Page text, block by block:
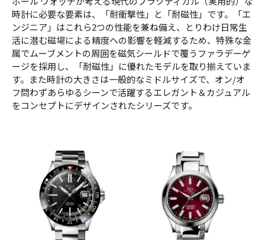
時計に必要な要素は、「耐衝撃性」と「耐磁性」です。「エ
ンジニア」はこれら2つの性能を兼ね備え、とりわけ日常生
活に潜む磁場による精度への影響を軽減するため、特殊な金
属でムーブメントの周囲を磁気シールドで覆うファラデーゲ
ージを採用し、「耐磁性」に優れたモデルを取り揃えていま
す。また時計の大きさは一般的なミドルサイズで、オン/オ
フ問わずあらゆるシーンで活躍するエレガント＆カジュアル
をコンセプトにデザインされたシリーズです。